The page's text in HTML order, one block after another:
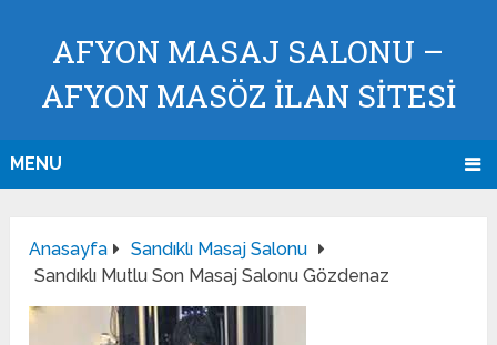
AFYON MASAJ SALONU –
AFYON MASÖZ İLAN SİTESİ
MENU
Anasayfa
Sandıklı Masaj Salonu
Sandıklı Mutlu Son Masaj Salonu Gözdenaz